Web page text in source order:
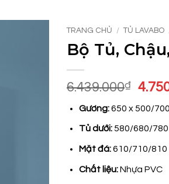
TRANG CHỦ / TỦ LAVABO
Bộ Tủ,
6.439.000₫
Giá
là:
Gương:650 x 500/
Tủ dưới:580/680/780
Mặt đá:610/710/810
Chất liệu:Nhựa PVC